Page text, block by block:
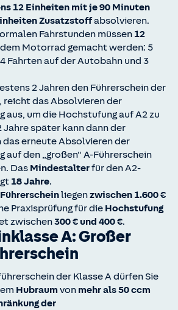
12 Einheiten mit je 90 Minuten
Zusatzstoffabsolvieren.
Fahrstunden müssen 12
Motorrad gemacht werden: 5
Fahrten auf der Autobahn und 3
2 Jahren den Führerschein der
reicht das Absolvieren der
aus, um die Hochstufung auf A2 zu
Jahre später kann dann der
das erneute Absolvieren der
auf den „großen“ A-Führerschein
Das Mindestalterfür den A2-
18 Jahre.
liegenzwischen 1.600 €
Praxisprüfung für die Hochstufung
zwischen300 € und 400 €.
A: Großer
der Klasse A dürfen Sie
Hubraum von mehr als 50 ccm
der